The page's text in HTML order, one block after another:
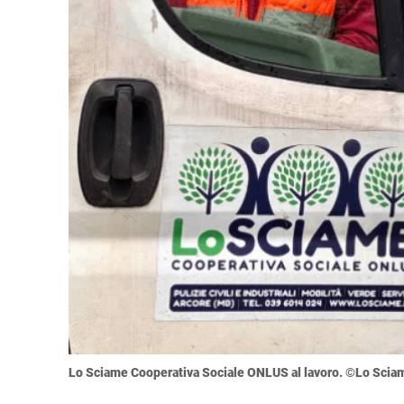
Lo Sciame Cooperativa Sociale ONLUS al lavoro. ©Lo